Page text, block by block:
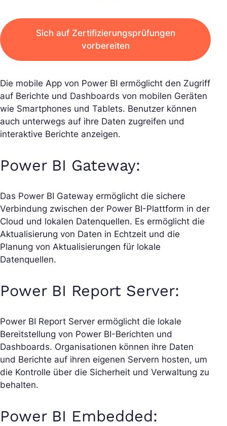
Sich auf Zertifizierungsprüfungen
vorbereiten
Die mobile App von Power BI ermöglicht den Zugriff
auf Berichte und Dashboards von mobilen Geräten
wie Smartphones und Tablets. Benutzer können
auch unterwegs auf ihre Daten zugreifen und
interaktive Berichte anzeigen.
Power BI Gateway:
Das Power BI Gateway ermöglicht die sichere
Verbindung zwischen der Power BI-Plattform in der
Cloud und lokalen Datenquellen. Es ermöglicht die
Aktualisierung von Daten in Echtzeit und die
Planung von Aktualisierungen für lokale
Datenquellen.
Power BI Report Server:
Power BI Report Server ermöglicht die lokale
Bereitstellung von Power BI-Berichten und
Dashboards. Organisationen können ihre Daten
und Berichte auf ihren eigenen Servern hosten, um
die Kontrolle über die Sicherheit und Verwaltung zu
behalten.
Power BI Embedded: